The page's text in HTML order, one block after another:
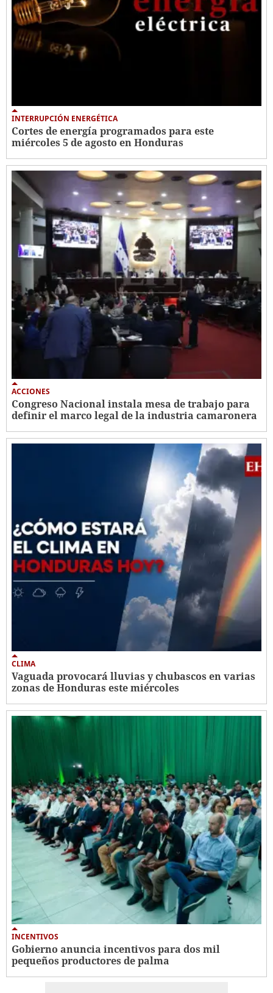
INTERRUPCIÓN ENERGÉTICA
Cortes de energía programados para este
miércoles 5 de agosto en Honduras
ACCIONES
Congreso Nacional instala mesa de trabajo para
definir el marco legal de la industria camaronera
CLIMA
Vaguada provocará lluvias y chubascos en varias
zonas de Honduras este miércoles
INCENTIVOS
Gobierno anuncia incentivos para dos mil
pequeños productores de palma